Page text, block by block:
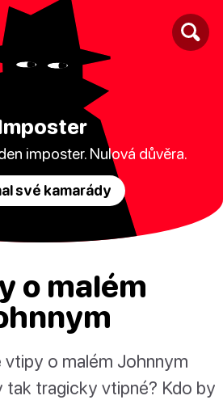
imposter. Nulová důvěra.
své kamarády
o malém
vtipy o malém Johnnym
tak tragicky vtipné? Kdo by